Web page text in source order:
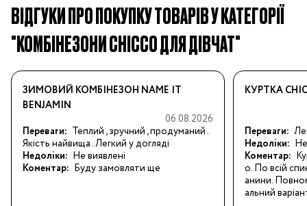
ВІДГУКИ ПРО ПОКУПКУ ТОВАРІВ У КАТЕГОРІЇ
"КОМБІНЕЗОНИ CHICCO ДЛЯ ДІВЧАТ"
ЗИМОВИЙ КОМБІНЕЗОН NAME IT
BENJAMIN
06.08.2026
Переваги: Теплий , зручний , продуманий .
Якість найвища . Легкий у догляді
Недоліки: Не виявлені
Коментар: Буду замовляти ще
КУРТКА
Переваги:
Недоліки:
Коментар:
о. По всій
анини.
альний